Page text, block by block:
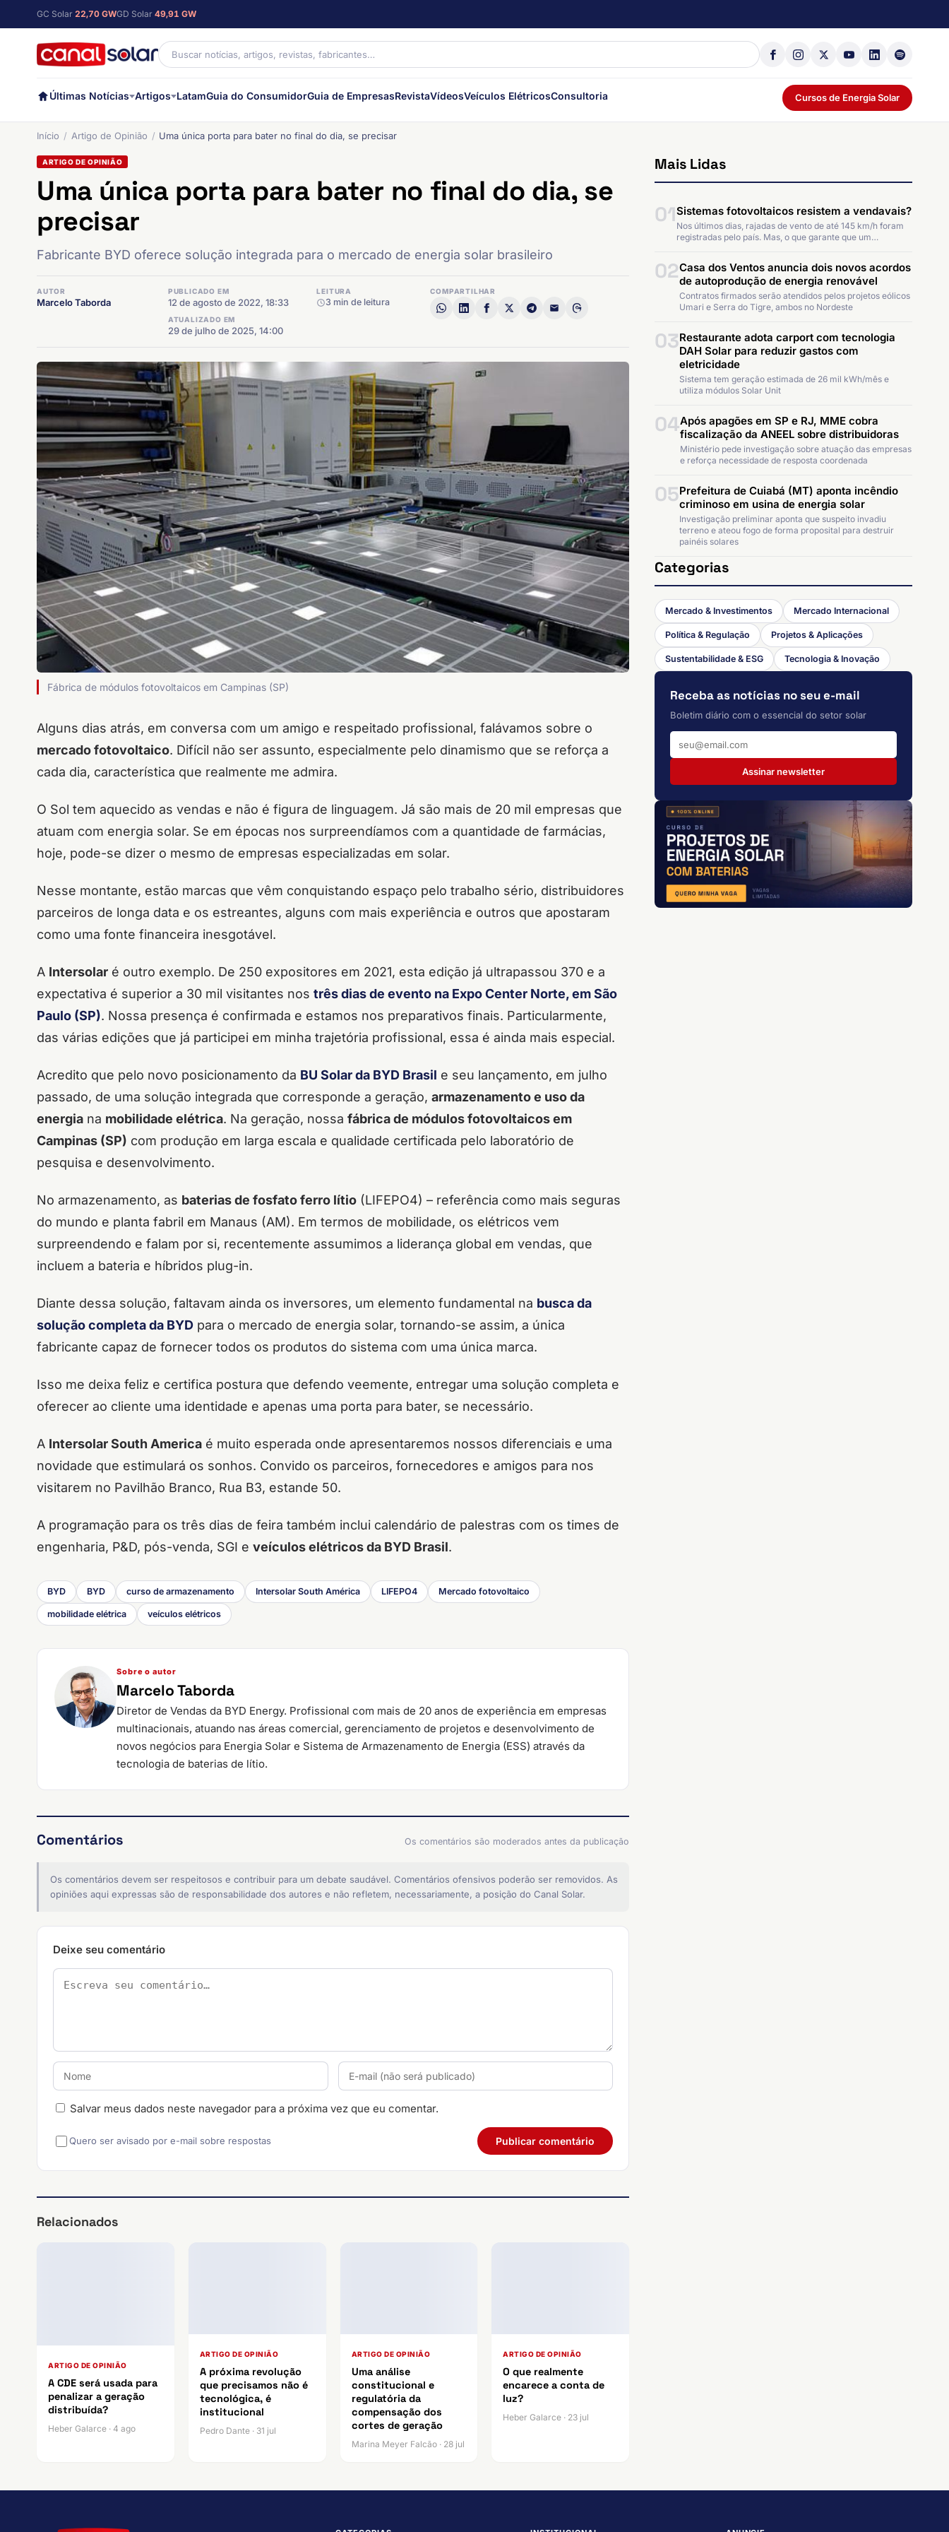
GC Solar 22,70 GWGD Solar 49,91 GW
Últimas Notícias Artigos LatamGuia do ConsumidorGuia de EmpresasRevistaVídeosVeículos ElétricosConsultoria Cursos de Energia Solar
Início Artigo de Opinião Uma única porta para bater no final do dia, se precisar
ARTIGO DE OPINIÃO
Uma única porta para bater no final do dia, se
precisar
Fabricante BYD oferece solução integrada para o mercado de energia solar brasileiro
AUTOR
Marcelo Taborda
PUBLICADO EM
12 de agosto de 2022, 18:33
ATUALIZADO EM
29 de julho de 2025, 14:00
LEITURA
3 min de leitura
COMPARTILHAR
Fábrica de módulos fotovoltaicos em Campinas (SP)
Alguns dias atrás, em conversa com um amigo e respeitado profissional, falávamos sobre o
mercado fotovoltaico. Difícil não ser assunto, especialmente pelo dinamismo que se reforça a
cada dia, característica que realmente me admira.
O Sol tem aquecido as vendas e não é figura de linguagem. Já são mais de 20 mil empresas que
atuam com energia solar. Se em épocas nos surpreendíamos com a quantidade de farmácias,
hoje, pode-se dizer o mesmo de empresas especializadas em solar.
Nesse montante, estão marcas que vêm conquistando espaço pelo trabalho sério, distribuidores
parceiros de longa data e os estreantes, alguns com mais experiência e outros que apostaram
como uma fonte financeira inesgotável.
A Intersolar é outro exemplo. De 250 expositores em 2021, esta edição já ultrapassou 370 e a
expectativa é superior a 30 mil visitantes nos três dias de evento na Expo Center Norte, em São
Paulo (SP). Nossa presença é confirmada e estamos nos preparativos finais. Particularmente,
das várias edições que já participei em minha trajetória profissional, essa é ainda mais especial.
Acredito que pelo novo posicionamento da BU Solar da BYD Brasil e seu lançamento, em julho
passado, de uma solução integrada que corresponde a geração, armazenamento e uso da
energia na mobilidade elétrica. Na geração, nossa fábrica de módulos fotovoltaicos em
Campinas (SP) com produção em larga escala e qualidade certificada pelo laboratório de
pesquisa e desenvolvimento.
No armazenamento, as baterias de fosfato ferro lítio (LIFEPO4) – referência como mais seguras
do mundo e planta fabril em Manaus (AM). Em termos de mobilidade, os elétricos vem
surpreendendo e falam por si, recentemente assumimos a liderança global em vendas, que
incluem a bateria e híbridos plug-in.
Diante dessa solução, faltavam ainda os inversores, um elemento fundamental na busca da
solução completa da BYD para o mercado de energia solar, tornando-se assim, a única
fabricante capaz de fornecer todos os produtos do sistema com uma única marca.
Isso me deixa feliz e certifica postura que defendo veemente, entregar uma solução completa e
oferecer ao cliente uma identidade e apenas uma porta para bater, se necessário.
A Intersolar South America é muito esperada onde apresentaremos nossos diferenciais e uma
novidade que estimulará os sonhos. Convido os parceiros, fornecedores e amigos para nos
visitarem no Pavilhão Branco, Rua B3, estande 50.
A programação para os três dias de feira também inclui calendário de palestras com os times de
engenharia, P&D, pós-venda, SGI e veículos elétricos da BYD Brasil.
BYD BYD curso de armazenamento Intersolar South América LIFEPO4 Mercado fotovoltaico
mobilidade elétrica veículos elétricos
Sobre o autor
Marcelo Taborda
Diretor de Vendas da BYD Energy. Profissional com mais de 20 anos de experiência em empresas
multinacionais, atuando nas áreas comercial, gerenciamento de projetos e desenvolvimento de
novos negócios para Energia Solar e Sistema de Armazenamento de Energia (ESS) através da
tecnologia de baterias de lítio.
Comentários Os comentários são moderados antes da publicação
Os comentários devem ser respeitosos e contribuir para um debate saudável. Comentários ofensivos poderão ser removidos. As
opiniões aqui expressas são de responsabilidade dos autores e não refletem, necessariamente, a posição do Canal Solar.
Deixe seu comentário
Salvar meus dados neste navegador para a próxima vez que eu comentar.
Quero ser avisado por e-mail sobre respostas
Relacionados
ARTIGO DE OPINIÃO
A CDE será usada para
penalizar a geração
distribuída?
Heber Galarce · 4 ago
ARTIGO DE OPINIÃO
A próxima revolução
que precisamos não é
tecnológica, é
institucional
Pedro Dante · 31 jul
ARTIGO DE OPINIÃO
Uma análise
constitucional e
regulatória da
compensação dos
cortes de geração
Marina Meyer Falcão · 28 jul
ARTIGO DE OPINIÃO
O que realmente
encarece a conta de
luz?
Heber Galarce · 23 jul
Mais Lidas
01Sistemas fotovoltaicos resistem a vendavais?
Nos últimos dias, rajadas de vento de até 145 km/h foram
registradas pelo país. Mas, o que garante que um…
02Casa dos Ventos anuncia dois novos acordos
de autoprodução de energia renovável
Contratos firmados serão atendidos pelos projetos eólicos
Umari e Serra do Tigre, ambos no Nordeste
03Restaurante adota carport com tecnologia
DAH Solar para reduzir gastos com
eletricidade
Sistema tem geração estimada de 26 mil kWh/mês e
utiliza módulos Solar Unit
04Após apagões em SP e RJ, MME cobra
fiscalização da ANEEL sobre distribuidoras
Ministério pede investigação sobre atuação das empresas
e reforça necessidade de resposta coordenada
05Prefeitura de Cuiabá (MT) aponta incêndio
criminoso em usina de energia solar
Investigação preliminar aponta que suspeito invadiu
terreno e ateou fogo de forma proposital para destruir
painéis solares
Categorias
Mercado & Investimentos Mercado Internacional
Política & Regulação Projetos & Aplicações
Sustentabilidade & ESG Tecnologia & Inovação
Receba as notícias no seu e-mail
Boletim diário com o essencial do setor solar
Assinar newsletter